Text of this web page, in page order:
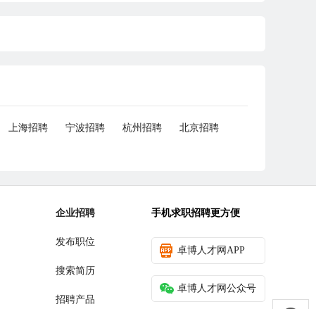
上海招聘 宁波招聘 杭州招聘
北京招聘
企业招聘
发布职位
搜索简历
招聘产品
手机求职招聘更方便
卓博人才网APP
卓博人才网公众号